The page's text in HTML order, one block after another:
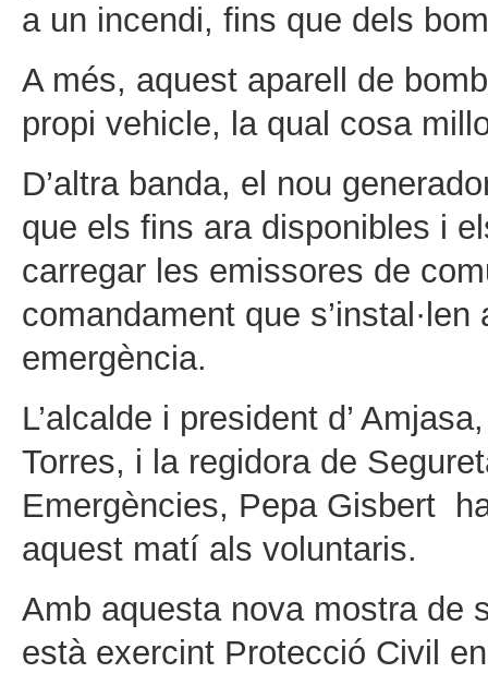
a un incendi, fins que dels
A més, aquest aparell de
propi vehicle, la qual cosa
D’altra banda, el nou
que els fins ara disponibles i
carregar les emissores de
comandament que
emergència.
L’alcalde i president d’
Torres, i la regidora de
Emergències, Pepa Gisbert
aquest matí als voluntaris.
Amb aquesta nova mostra de
està exercint Protecció Civil